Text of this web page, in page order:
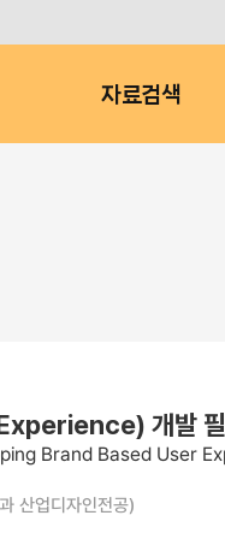
자료검색
개발 필
Brand Based User
산업디자인전공)